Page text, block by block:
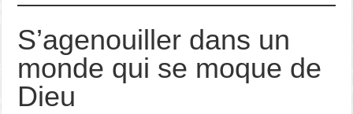
S’agenouiller dans un
monde qui se moque de
Dieu